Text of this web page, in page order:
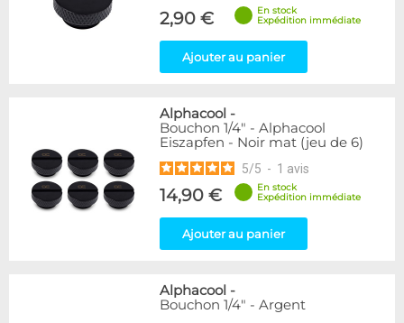
Bouchon
Carré
4
5
Disponibilité / Promotions
Articles en stock
Articles en promotions
2,90 €
En stock
Expédition immédiate
Ajouter au panier
Alphacool -
Bouchon 1/4" - Alphacool
Eiszapfen - Noir mat (jeu de 6)
5/5 - 1 avis
14,90 €
En stock
Expédition immédiate
Ajouter au panier
Alphacool -
Bouchon 1/4" - Argent